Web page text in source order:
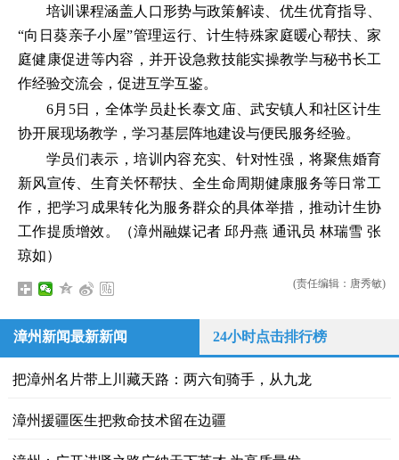
培训课程涵盖人口形势与政策解读、优生优育指导、
“向日葵亲子小屋”管理运行、计生特殊家庭暖心帮扶、家
庭健康促进等内容，并开设急救技能实操教学与秘书长工
作经验交流会，促进互学互鉴。
6月5日，全体学员赴长泰文庙、武安镇人和社区计生
协开展现场教学，学习基层阵地建设与便民服务经验。
学员们表示，培训内容充实、针对性强，将聚焦婚育
新风宣传、生育关怀帮扶、全生命周期健康服务等日常工
作，把学习成果转化为服务群众的具体举措，推动计生协
工作提质增效。（漳州融媒记者 邱丹燕 通讯员 林瑞雪 张
琼如）
(责任编辑：唐秀敏)
漳州新闻最新新闻 24小时点击排行榜
把漳州名片带上川藏天路：两六旬骑手，从九龙
漳州援疆医生把救命技术留在边疆